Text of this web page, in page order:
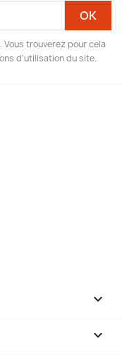
trouverez pour cela
d'utilisation du site.

